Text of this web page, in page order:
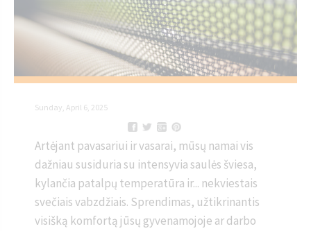
Sunday, April 6, 2025
Artėjant pavasariui ir vasarai, mūsų namai vis
dažniau susiduria su intensyvia saulės šviesa,
kylančia patalpų temperatūra ir... nekviestais
svečiais vabzdžiais. Sprendimas, užtikrinantis
visišką komfortą jūsų gyvenamojoje ar darbo